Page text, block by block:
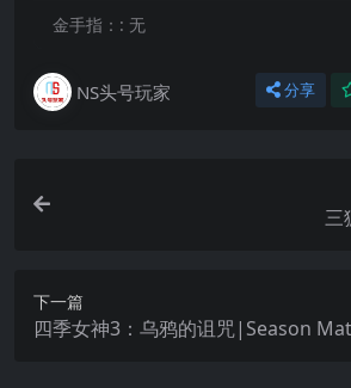
金手指：: 无
NS头号玩家 分享
三
下一篇
四季女神3：乌鸦的诅咒|Season